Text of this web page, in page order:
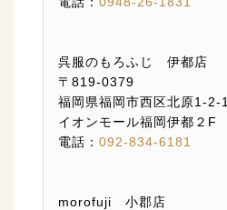
呉服のもろふじ 伊都店
〒819-0379
福岡県福岡市西区北原1-2-1
イオンモール福岡伊都２F
電話： 092-834-6181
morofuji 小郡店